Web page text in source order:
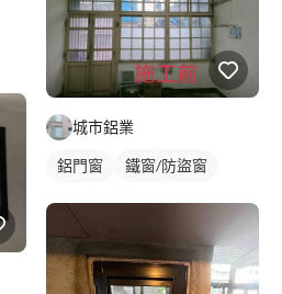
城市鋁業
鋁門窗
鐵窗/防盜窗